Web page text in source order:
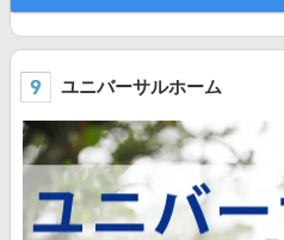
ユニバーサルホーム